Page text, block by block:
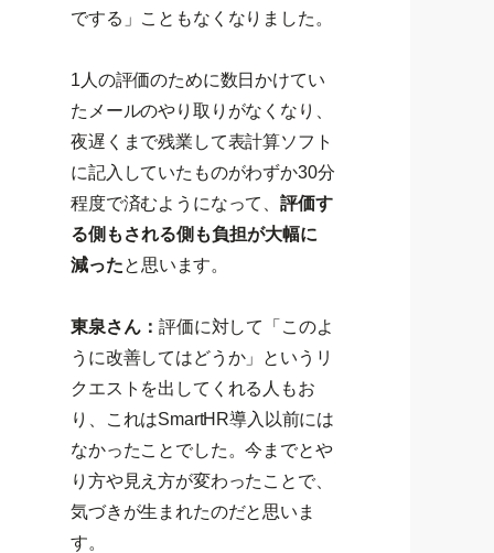
でする」こともなくなりました。
1人の評価のために数日かけてい
たメールのやり取りがなくなり、
夜遅くまで残業して表計算ソフト
に記入していたものがわずか30分
程度で済むようになって、評価す
る側もされる側も負担が大幅に
減ったと思います。
東泉さん： 評価に対して「このよ
うに改善してはどうか」というリ
クエストを出してくれる人もお
り、これはSmartHR導入以前には
なかったことでした。今までとや
り方や見え方が変わったことで、
気づきが生まれたのだと思いま
す。